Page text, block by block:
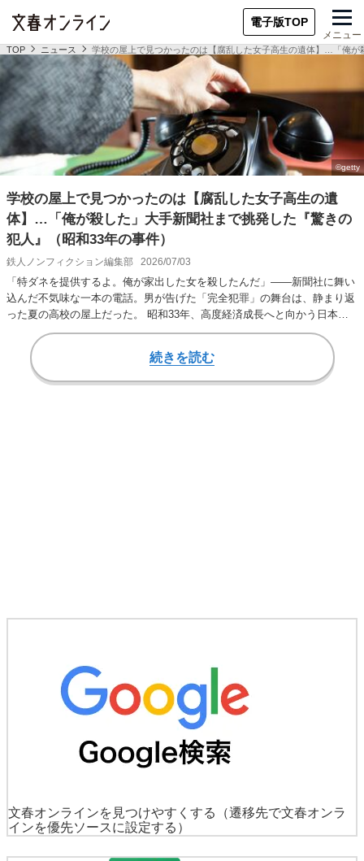
電子版TOP
メニュー
TOP ニュース 学校の屋上で見つかったのは【腐乱した女子高生の遺体】…「俺
学校の屋上で見つかったのは【腐乱した女子高生の遺
体】…「俺が殺した」大手新聞社まで挑発した『驚きの
犯人』（昭和33年の事件）
鉄人ノンフィクション編集部 2026/07/03
「特ダネを提供するよ。俺が家出した女を殺したんだ」――新聞社に舞い
込んだ不気味な一本の電話。男が告げた「完全犯罪」の舞台は、静まり返
った夏の高校の屋上だった。 昭和33年、高度経済成長へと向かう日本を
震撼させた「小松…
続きを読む
文春オンラインを見つけやすくする
（遷移先で文春オンラ
インを優先ソースに設定する）